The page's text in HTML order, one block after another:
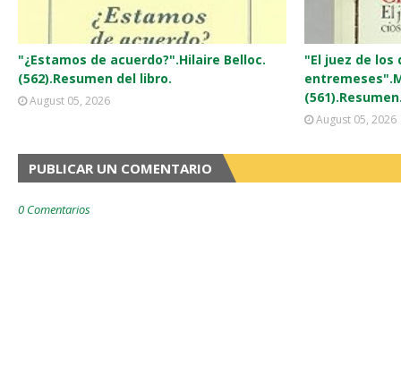
"¿Estamos de acuerdo?".Hilaire Belloc.
(562).Resumen del libro.
August 05, 2026
"El juez de
August 05, 2026
PUBLICAR UN COMENTARIO
0 Comentarios